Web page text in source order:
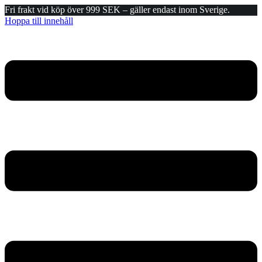
Fri frakt vid köp över 999 SEK – gäller endast inom Sverige.
Hoppa till innehåll